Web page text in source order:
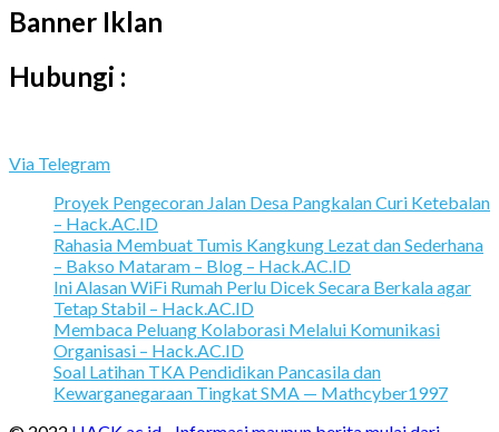
Banner Iklan
Hubungi :
Via Telegram
Proyek Pengecoran Jalan Desa Pangkalan Curi Ketebalan
– Hack.AC.ID
Rahasia Membuat Tumis Kangkung Lezat dan Sederhana
– Bakso Mataram – Blog – Hack.AC.ID
Ini Alasan WiFi Rumah Perlu Dicek Secara Berkala agar
Tetap Stabil – Hack.AC.ID
Membaca Peluang Kolaborasi Melalui Komunikasi
Organisasi – Hack.AC.ID
Soal Latihan TKA Pendidikan Pancasila dan
Kewarganegaraan Tingkat SMA — Mathcyber1997